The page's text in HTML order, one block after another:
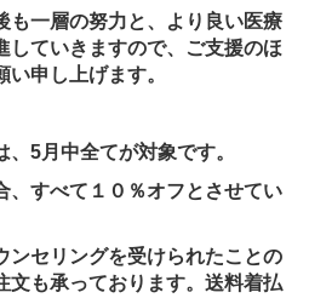
も一層の努力と、より良い医療
していきますので、ご支援のほ
申し上げます。
5月中全てが対象です。
すべて１０％オフとさせてい
ンセリングを受けられたことの
文も承っております。送料着払